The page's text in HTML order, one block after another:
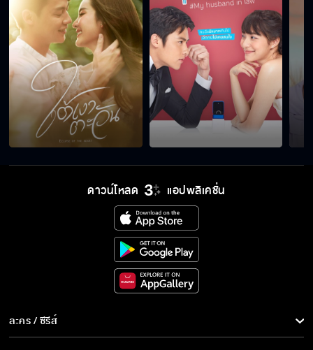
ดาวน์โหลด แอปพลิเคชั่น
ละคร / ซีรีส์
ละคร/ซีรีส์